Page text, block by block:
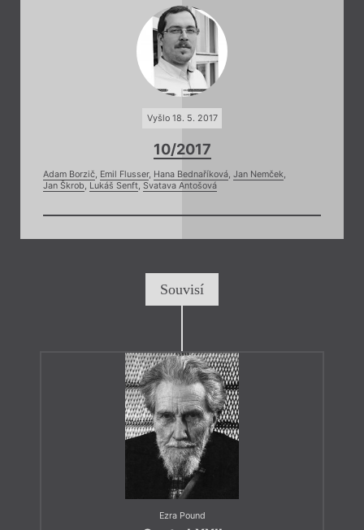
Vyšlo 18. 5. 2017
10/2017
Adam Borzič, Emil Flusser, Hana Bednaříková, Jan Nemček,
Jan Škrob, Lukáš Senft, Svatava Antošová
Souvisí
Ezra Pound